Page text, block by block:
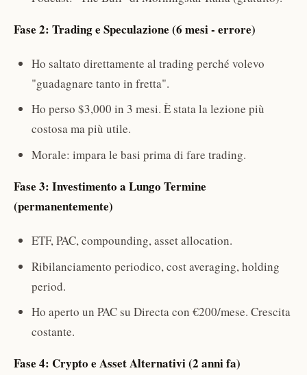
Fase 2: Trading e Speculazione (6 mesi - errore)
Ho saltato direttamente al trading perché volevo
"guadagnare tanto in fretta".
Ho perso $3,000 in 3 mesi. È stata la lezione più
costosa ma più utile.
Morale: impara le basi prima di fare trading.
Fase 3: Investimento a Lungo Termine
(permanentemente)
ETF, PAC, compounding, asset allocation.
Ribilanciamento periodico, cost averaging, holding
period.
Ho aperto un PAC su Directa con €200/mese. Crescita
costante.
Fase 4: Crypto e Asset Alternativi (2 anni fa)